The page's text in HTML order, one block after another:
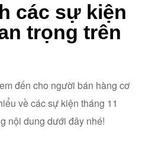
các sự kiện
trọng trên
đến cho người bán hàng cơ
về các sự kiện tháng 11
nội dung dưới đây nhé!